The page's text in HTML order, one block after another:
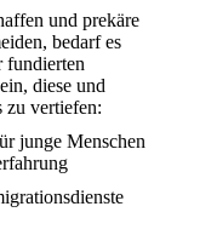
und prekäre
bedarf es
fundierten
diese und
zu vertiefen:
junge Menschen